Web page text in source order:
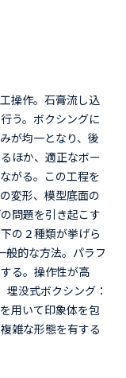
操作。石膏流し込
う。ボクシングに
が均一となり、後
ほか、適正なボー
がる。この工程を
変形、模型底面の
問題を引き起こす
の２種類が挙げら
般的な方法。パラフ
る。操作性が高
没式ボクシング：
用いて印象体を包
雑な形態を有する